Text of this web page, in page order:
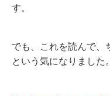
す。
でも、これを読んで、
という気になりました。